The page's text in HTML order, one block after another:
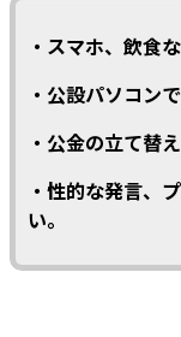
・スマホ、飲食
・公設パソコン
・公金の立て替
・性的な発言、
い。